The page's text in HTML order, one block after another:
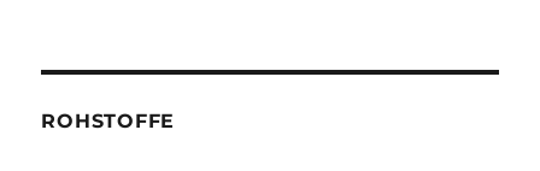
ROHSTOFFE